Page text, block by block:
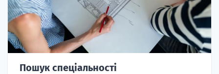
Пошук спеціальності